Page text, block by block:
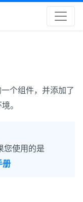
个组件，并添加了
。
您使用的是
册